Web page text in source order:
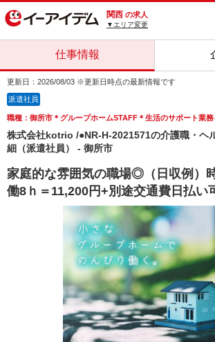
関西 の求人
▼エリア変更
仕事情報
更新日：2026/08/03 ※更新日時点の最新情報です
派遣社員
職種：御所市＊グループホームSTAFF＊生活のサポート業務
株式会社kotrio /●NR-H-2021571の介護職・ヘ
細（派遣社員） - 御所市
家庭的な雰囲気の職場◎（日収例）
働8ｈ＝11,200円+別途交通費日払い